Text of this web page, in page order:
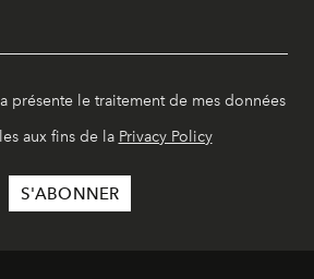
présente le traitement de mes données
aux fins de la Privacy Policy